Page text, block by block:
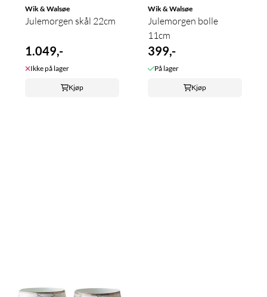
Wik & Walsøe
Julemorgen skål 22cm
1.049,-
Ikke på lager
Kjøp
Wik & Walsøe
Julemorgen bolle
11cm
399,-
På lager
Kjøp